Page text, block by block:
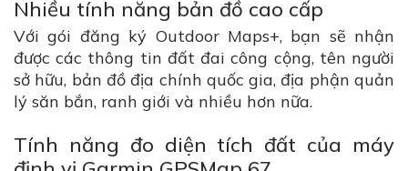
Nhiều tính năng bản đồ cao cấp
Với gói đăng ký Outdoor Maps+, bạn sẽ nhận
được các thông tin đất đai công cộng, tên người
sở hữu, bản đồ địa chính quốc gia, địa phận quản
lý săn bắn, ranh giới và nhiều hơn nữa.
Tính năng đo diện tích đất của máy